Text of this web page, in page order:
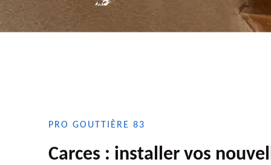
PRO GOUTTIÈRE 83
Carces : installer vos